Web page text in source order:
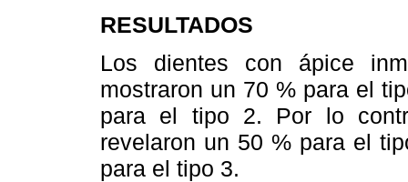
RESULTADOS
Los dientes con ápice
mostraron un 70 % para el
para el tipo 2. Por lo
revelaron un 50 % para el
para el tipo 3.